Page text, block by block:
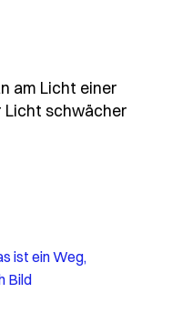
am Licht einer
Licht schwächer